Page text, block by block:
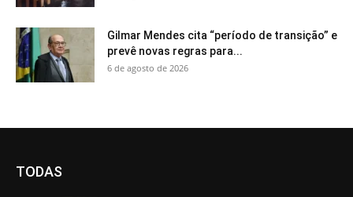
Gilmar Mendes cita “período de transição” e
prevê novas regras para...
6 de agosto de 2026
TODAS